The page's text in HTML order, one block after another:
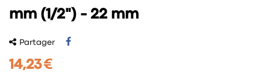
mm (1/2") - 22 mm
Partager
14,23 €